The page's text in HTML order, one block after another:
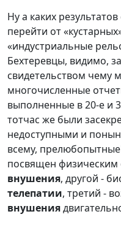
Ну а каких
перейти от
«индустриальные
Бехтеревцы, видимо,
свидетельством чему
многочисленные
выполненные в 20-е и
тотчас же были
недоступными и
всему,
посвящен физическим
внушения, другой -
телепатии, третий -
внушения